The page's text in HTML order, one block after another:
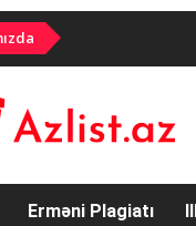
Erməni Plagiatı